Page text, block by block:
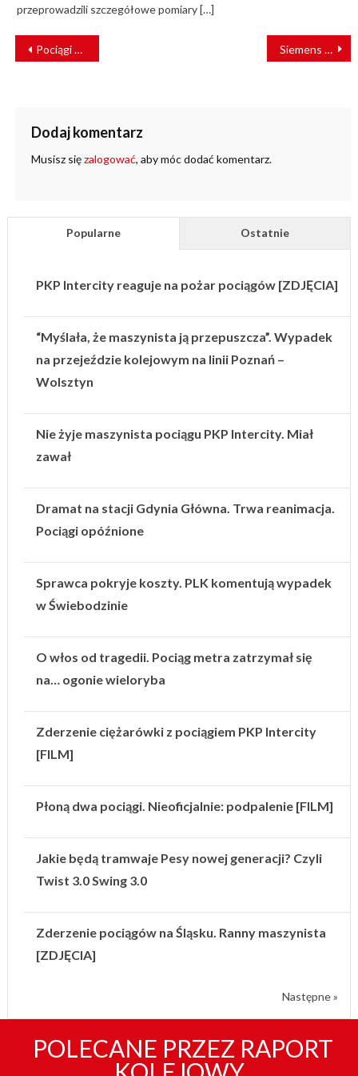
przeprowadzili szczegółowe pomiary […]
NAWIGACJA
WPISU
Pociągi pojechały po bajpasie kartuskim Siemens Mobility zrealizowało pierwsze rewizje Vectronów dla PKP CARGO
Dodaj komentarz
Musisz sięzalogować, aby móc dodać komentarz.
Popularne Ostatnie
PKP Intercity reaguje na pożar pociągów [ZDJĘCIA]
“Myślała, że maszynista ją przepuszcza”. Wypadek
na przejeździe kolejowym na linii Poznań –
Wolsztyn
Nie żyje maszynista pociągu PKP Intercity. Miał
zawał
Dramat na stacji Gdynia Główna. Trwa reanimacja.
Pociągi opóźnione
Sprawca pokryje koszty. PLK komentują wypadek
w Świebodzinie
O włos od tragedii. Pociąg metra zatrzymał się
na… ogonie wieloryba
Zderzenie ciężarówki z pociągiem PKP Intercity
[FILM]
Płoną dwa pociągi. Nieoficjalnie: podpalenie [FILM]
Jakie będą tramwaje Pesy nowej generacji? Czyli
Twist 3.0 Swing 3.0
Zderzenie pociągów na Śląsku. Ranny maszynista
[ZDJĘCIA]
Następne »
POLECANE PRZEZ RAPORT